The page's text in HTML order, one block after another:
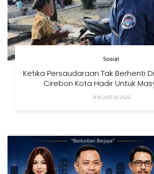
Sosial
Ketika Persaudaraan Tak Berhenti
Cirebon Kota Hadir Untuk
8 AGUSTUS 2026